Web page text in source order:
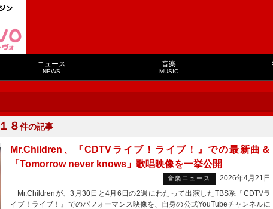
ニュース
NEWS
音楽
MUSIC
１８件の記事
Mr.Children、『CDTVライブ！ライブ！』での最新曲＆
「Tomorrow never knows」歌唱映像を一挙公開
音楽ニュース
2026年4月21日
Mr.Childrenが、3月30日と4月6日の2週にわたって出演したTBS系『CDTVラ
イブ！ライブ！』でのパフォーマンス映像を、自身の公式YouTubeチャンネルに